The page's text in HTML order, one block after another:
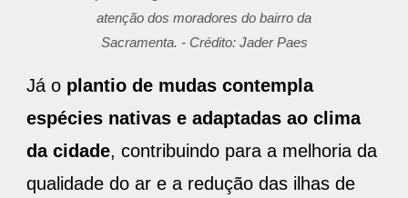
atenção dos moradores do bairro da
Sacramenta. - Crédito: Jader Paes
Já o plantio de mudas contempla
espécies nativas e adaptadas ao clima
da cidade, contribuindo para a melhoria da
qualidade do ar e a redução das ilhas de